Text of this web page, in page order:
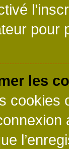
les
cookies